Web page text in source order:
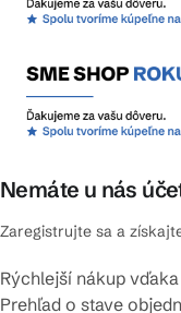
Nemáte u nás
Zaregistrujte sa a
Rýchlejší nákup
Prehľad o stave